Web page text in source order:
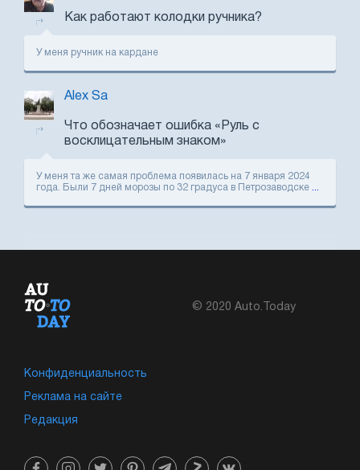
Как работают колодки ручника?
У меня ручник на кардане
Alex Sa
Что обозначает ошибка «Руль с
восклицательным знаком»
У меня та же самая проблема появилась на 7 января 2024
года. Были 7 дней морозы по 32 градуса в Петрозаводске ...
© 2020 Auto.Today
Конфиденциальность
Реклама на сайте
Редакция